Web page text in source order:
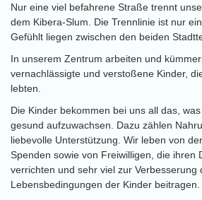
Nur eine viel befahrene Straße trennt
dem Kibera-Slum. Die Trennlinie ist nur
Gefühlt liegen zwischen den beiden
In unserem Zentrum arbeiten und
vernachlässigte und verstoßene Kinder,
lebten.
Die Kinder bekommen bei uns all das,
gesund aufzuwachsen. Dazu zählen
liebevolle Unterstützung. Wir leben von
Spenden sowie von Freiwilligen, die ihren
verrichten und sehr viel zur Verbesserung
Lebensbedingungen der Kinder beitragen.